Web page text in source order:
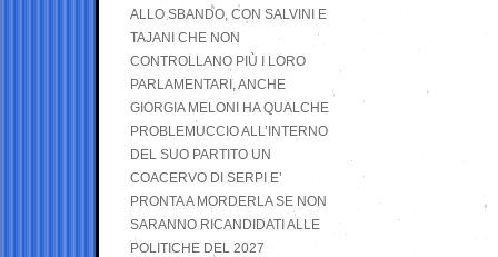
ALLO SBANDO, CON SALVINI E
TAJANI CHE NON
CONTROLLANO PIÙ I LORO
PARLAMENTARI, ANCHE
GIORGIA MELONI HA QUALCHE
PROBLEMUCCIO ALL’INTERNO
DEL SUO PARTITO UN
COACERVO DI SERPI E’
PRONTA A MORDERLA SE NON
SARANNO RICANDIDATI ALLE
POLITICHE DEL 2027